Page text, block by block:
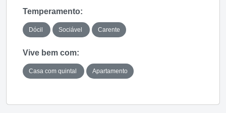
Temperamento:
Dócil Sociável Carente
Vive bem com:
Casa com quintal Apartamento